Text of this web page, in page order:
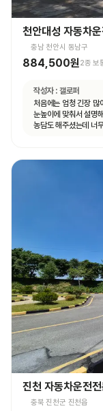
천안대성 자동차
충남 천안시 동남구
884,500원 2종 보
작성자 : 갤로퍼
처음에는 엄청 긴장 많
눈높이에 맞춰서 설명
농담도 해주셨는데 너
진천 자동차운전
충북 진천군 진천읍